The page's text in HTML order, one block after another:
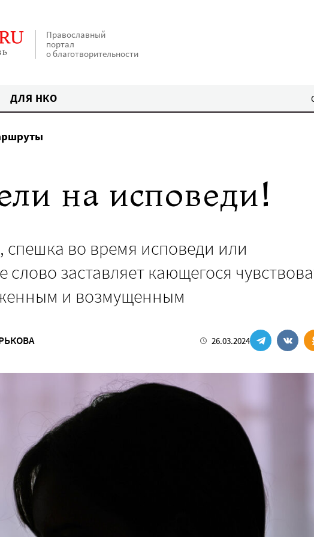
Православный
портал
о благотворительности
ДЛЯ НКО
на исповеди!
во время исповеди или
заставляет кающегося
и возмущенным
26.03.2024